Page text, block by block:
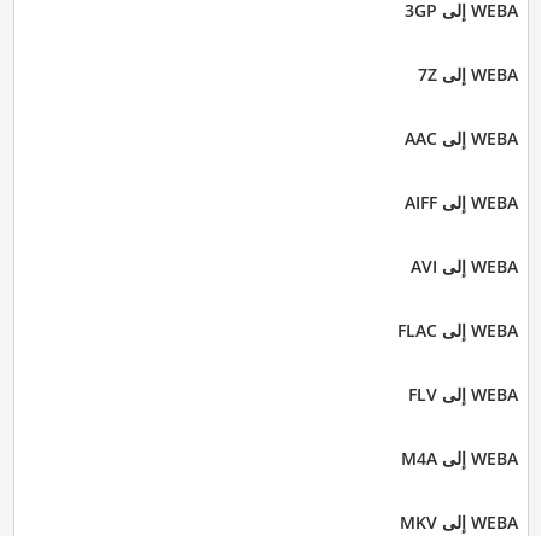
WEBA إلى 3GP
WEBA إلى 7Z
WEBA إلى AAC
WEBA إلى AIFF
WEBA إلى AVI
WEBA إلى FLAC
WEBA إلى FLV
WEBA إلى M4A
WEBA إلى MKV